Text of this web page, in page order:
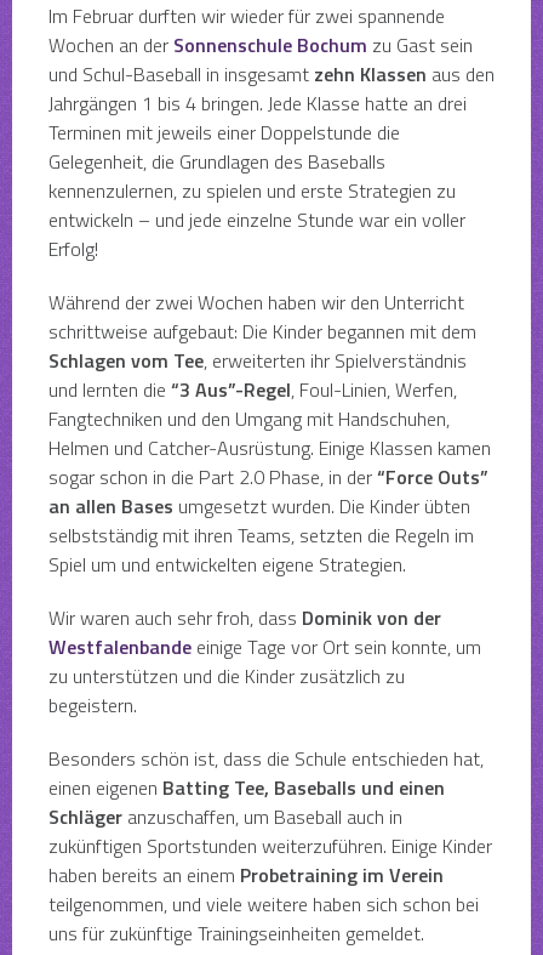
Im Februar durften wir wieder für zwei spannende
Wochen an der Sonnenschule Bochum zu Gast sein
und Schul-Baseball in insgesamt zehn Klassen aus den
Jahrgängen 1 bis 4 bringen. Jede Klasse hatte an drei
Terminen mit jeweils einer Doppelstunde die
Gelegenheit, die Grundlagen des Baseballs
kennenzulernen, zu spielen und erste Strategien zu
entwickeln – und jede einzelne Stunde war ein voller
Erfolg!
Während der zwei Wochen haben wir den Unterricht
schrittweise aufgebaut: Die Kinder begannen mit dem
Schlagen vom Tee, erweiterten ihr Spielverständnis
und lernten die “3 Aus”-Regel, Foul-Linien, Werfen,
Fangtechniken und den Umgang mit Handschuhen,
Helmen und Catcher-Ausrüstung. Einige Klassen kamen
sogar schon in die Part 2.0 Phase, in der“Force Outs”
an allen Bases umgesetzt wurden. Die Kinder übten
selbstständig mit ihren Teams, setzten die Regeln im
Spiel um und entwickelten eigene Strategien.
Wir waren auch sehr froh, dass Dominik von der
Westfalenbande einige Tage vor Ort sein konnte, um
zu unterstützen und die Kinder zusätzlich zu
begeistern.
Besonders schön ist, dass die Schule entschieden hat,
einen eigenen Batting Tee, Baseballs und einen
Schläger anzuschaffen, um Baseball auch in
zukünftigen Sportstunden weiterzuführen. Einige Kinder
haben bereits an einem Probetraining im Verein
teilgenommen, und viele weitere haben sich schon bei
uns für zukünftige Trainingseinheiten gemeldet.